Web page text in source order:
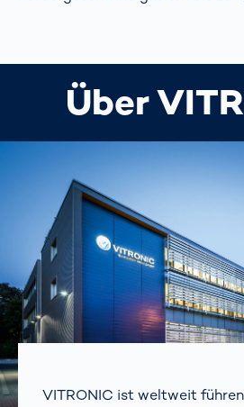
Über
VITRONIC ist weltweit